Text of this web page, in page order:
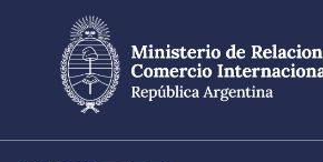
contenido
principal